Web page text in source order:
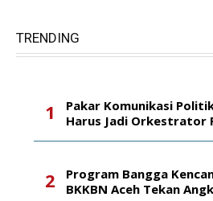
TRENDING
Pakar Komunikasi
Harus Jadi Orkestrator
Program Bangga
BKKBN Aceh Tekan